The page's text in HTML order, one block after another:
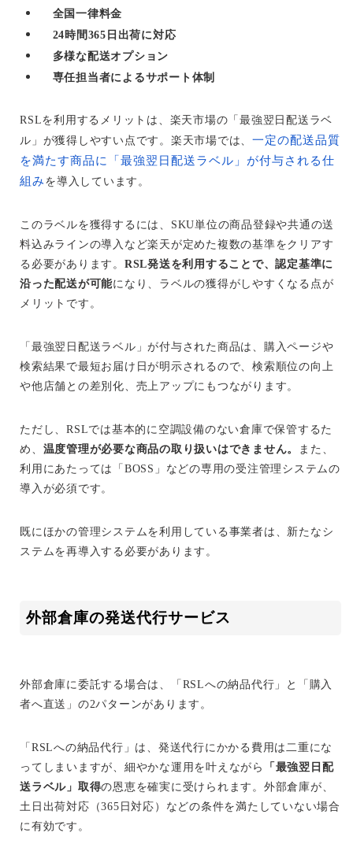
全国一律料金
24時間365日出荷に対応
多様な配送オプション
専任担当者によるサポート体制
RSLを利用するメリットは、楽天市場の「最強翌日配送ラベ
ル」が獲得しやすい点です。楽天市場では、 一定の配送品質
を満たす商品に「最強翌日配送ラベル」が付与される仕
組み を導入しています。
このラベルを獲得するには、SKU単位の商品登録や共通の送
料込みラインの導入など楽天が定めた複数の基準をクリアす
る必要があります。 RSL発送を利用することで、認定基準に
沿った配送が可能になり、ラベルの獲得がしやすくなる点が
メリットです。
「最強翌日配送ラベル」が付与された商品は、購入ページや
検索結果で最短お届け日が明示されるので、検索順位の向上
や他店舗との差別化、売上アップにもつながります。
ただし、RSLでは基本的に空調設備のない倉庫で保管するた
め、 温度管理が必要な商品の取り扱いはできません。
また、
利用にあたっては「BOSS」などの専用の受注管理システムの
導入が必須です。
既にほかの管理システムを利用している事業者は、新たなシ
ステムを再導入する必要があります。
外部倉庫の発送代行サービス
外部倉庫に委託する場合は、「RSLへの納品代行」と「購入
者へ直送」の2パターンがあります。
「RSLへの納品代行」は、発送代行にかかる費用は二重にな
ってしまいますが、細やかな運用を叶えながら
「最強翌日配
送ラベル」取得の恩恵を確実に受けられます。外部倉庫が、
土日出荷対応（365日対応）などの条件を満たしていない場合
に有効です。